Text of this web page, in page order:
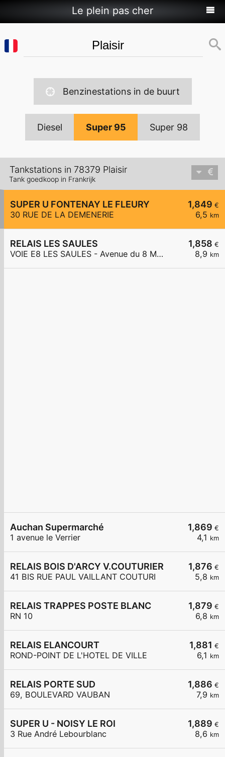
Le plein pas cher
Benzinestations in de buurt
Diesel Super 95 Super 98
Tankstations in 78379 Plaisir
Tank goedkoop in Frankrijk
1,849 €
6,5 km
SUPER U FONTENAY LE FLEURY
30 RUE DE LA DEMENERIE
1,858 €
8,9 km
RELAIS LES SAULES
VOIE E8 LES SAULES - Avenue du 8 Mai 1945
1,869 €
4,1 km
Auchan Supermarché
1 avenue le Verrier
1,876 €
5,8 km
RELAIS BOIS D'ARCY V.COUTURIER
41 BIS RUE PAUL VAILLANT COUTURI
1,879 €
6,8 km
RELAIS TRAPPES POSTE BLANC
RN 10
1,881 €
6,1 km
RELAIS ELANCOURT
ROND-POINT DE L'HOTEL DE VILLE
1,886 €
7,9 km
RELAIS PORTE SUD
69, BOULEVARD VAUBAN
1,889 €
8,6 km
SUPER U - NOISY LE ROI
3 Rue André Lebourblanc